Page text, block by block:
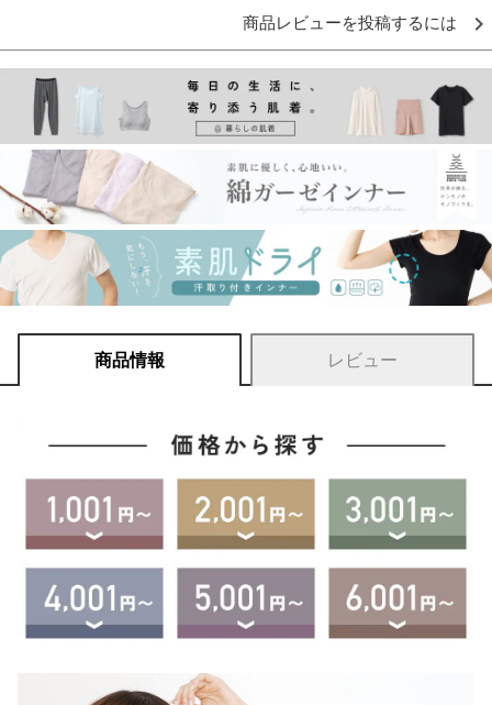
商品レビューを投稿するには
商品情報 レビュー